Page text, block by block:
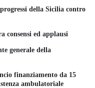
della Sicilia contro
consensi ed applausi
generale della
finanziamento da 15
ambulatoriale